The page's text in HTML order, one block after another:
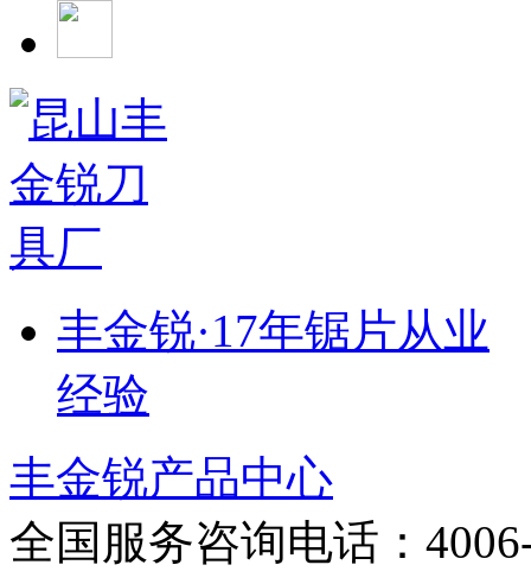
丰金锐·17年锯片从业
经验
丰金锐产品中心
全国服务咨询电话：